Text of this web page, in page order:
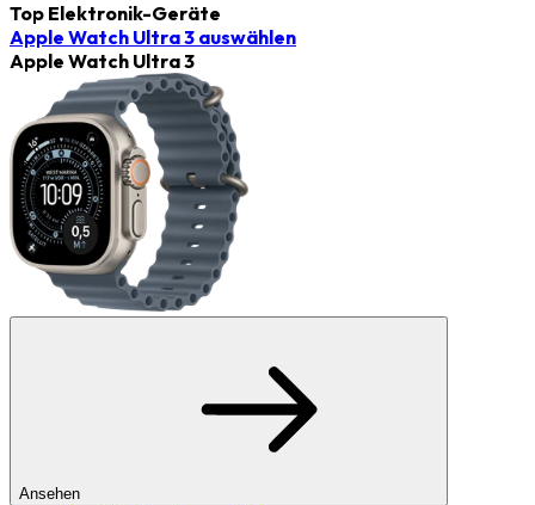
Top Elektronik-Geräte
Apple Watch Ultra 3 auswählen
Apple Watch Ultra 3
Ansehen